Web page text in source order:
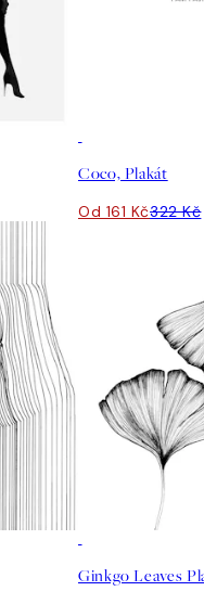
Coco, Plakát
Od 161 Kč322 Kč
Ginkgo Leaves